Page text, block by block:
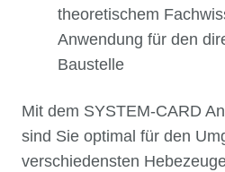
theoretischem
Anwendung für den
Baustelle
Mit dem SYSTEM-CARD
sind Sie optimal für den
verschiedensten